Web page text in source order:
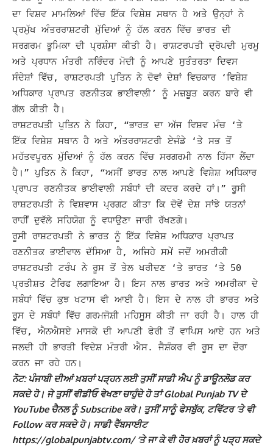
ਦਾ ਵਿਸ਼ਵ ਮਾਮਲਿਆਂ ਵਿੱਚ ਇੱਕ ਵਿਸ਼ੇਸ਼ ਸਥਾਨ ਹੈ ਅਤੇ ਉਨ੍ਹਾਂ ਨੇ
ਪ੍ਰਮੁੱਖ ਅੰਤਰਰਾਸ਼ਟਰੀ ਮੁੱਦਿਆਂ ਨੂੰ ਹੱਲ ਕਰਨ ਵਿੱਚ ਭਾਰਤ ਦੀ
ਸਰਗਰਮ ਭੂਮਿਕਾ ਦੀ ਪ੍ਰਸ਼ੰਸਾ ਕੀਤੀ ਹੈ। ਰਾਸ਼ਟਰਪਤੀ ਦ੍ਰੋਪਦੀ ਮੁਰਮੂ
ਅਤੇ ਪ੍ਰਧਾਨ ਮੰਤਰੀ ਨਰਿੰਦਰ ਮੋਦੀ ਨੂੰ ਆਪਣੇ ਸੁਤੰਤਰਤਾ ਦਿਵਸ
ਸੰਦੇਸ਼ਾਂ ਵਿੱਚ, ਰਾਸ਼ਟਰਪਤੀ ਪੁਤਿਨ ਨੇ ਦੋਵਾਂ ਦੇਸ਼ਾਂ ਵਿਚਕਾਰ ‘ਵਿਸ਼ੇਸ਼
ਅਧਿਕਾਰ ਪ੍ਰਾਪਤ ਰਣਨੀਤਕ ਭਾਈਵਾਲੀ’ ਨੂੰ ਮਜ਼ਬੂਤ ਕਰਨ ਬਾਰੇ ਵੀ
ਗੱਲ ਕੀਤੀ ਹੈ।
ਰਾਸ਼ਟਰਪਤੀ ਪੁਤਿਨ ਨੇ ਕਿਹਾ, “ਭਾਰਤ ਦਾ ਅੱਜ ਵਿਸ਼ਵ ਮੰਚ ‘ਤੇ
ਇੱਕ ਵਿਸ਼ੇਸ਼ ਸਥਾਨ ਹੈ ਅਤੇ ਅੰਤਰਰਾਸ਼ਟਰੀ ਏਜੰਡੇ ‘ਤੇ ਸਭ ਤੋਂ
ਮਹੱਤਵਪੂਰਨ ਮੁੱਦਿਆਂ ਨੂੰ ਹੱਲ ਕਰਨ ਵਿੱਚ ਸਰਗਰਮੀ ਨਾਲ ਹਿੱਸਾ ਲੈਂਦਾ
ਹੈ।” ਪੁਤਿਨ ਨੇ ਕਿਹਾ, “ਅਸੀਂ ਭਾਰਤ ਨਾਲ ਆਪਣੇ ਵਿਸ਼ੇਸ਼ ਅਧਿਕਾਰ
ਪ੍ਰਾਪਤ ਰਣਨੀਤਕ ਭਾਈਵਾਲੀ ਸਬੰਧਾਂ ਦੀ ਕਦਰ ਕਰਦੇ ਹਾਂ।” ਰੂਸੀ
ਰਾਸ਼ਟਰਪਤੀ ਨੇ ਵਿਸ਼ਵਾਸ ਪ੍ਰਗਟ ਕੀਤਾ ਕਿ ਦੋਵੇਂ ਦੇਸ਼ ਸਾਂਝੇ ਯਤਨਾਂ
ਰਾਹੀਂ ਦੁਵੱਲੇ ਸਹਿਯੋਗ ਨੂੰ ਵਧਾਉਣਾ ਜਾਰੀ ਰੱਖਣਗੇ।
ਰੂਸੀ ਰਾਸ਼ਟਰਪਤੀ ਨੇ ਭਾਰਤ ਨੂੰ ਇੱਕ ਵਿਸ਼ੇਸ਼ ਅਧਿਕਾਰ ਪ੍ਰਾਪਤ
ਰਣਨੀਤਕ ਭਾਈਵਾਲ ਦੱਸਿਆ ਹੈ, ਅਜਿਹੇ ਸਮੇਂ ਜਦੋਂ ਅਮਰੀਕੀ
ਰਾਸ਼ਟਰਪਤੀ ਟਰੰਪ ਨੇ ਰੂਸ ਤੋਂ ਤੇਲ ਖਰੀਦਣ ‘ਤੇ ਭਾਰਤ ‘ਤੇ 50
ਪ੍ਰਤੀਸ਼ਤ ਟੈਰਿਫ ਲਗਾਇਆ ਹੈ। ਇਸ ਨਾਲ ਭਾਰਤ ਅਤੇ ਅਮਰੀਕਾ ਦੇ
ਸਬੰਧਾਂ ਵਿੱਚ ਕੁਝ ਖਟਾਸ ਵੀ ਆਈ ਹੈ।ਇਸ ਦੇ ਨਾਲ ਹੀ ਭਾਰਤ ਅਤੇ
ਰੂਸ ਦੇ ਸਬੰਧਾਂ ਵਿੱਚ ਗਰਮਜੋਸ਼ੀ ਮਹਿਸੂਸ ਕੀਤੀ ਜਾ ਰਹੀ ਹੈ। ਹਾਲ ਹੀ
ਵਿੱਚ, ਐਨਐਸਏ ਮਾਸਕੋ ਦੀ ਆਪਣੀ ਫੇਰੀ ਤੋਂ ਵਾਪਿਸ ਆਏ ਹਨ ਅਤੇ
ਜਲਦੀ ਹੀ ਭਾਰਤੀ ਵਿਦੇਸ਼ ਮੰਤਰੀ ਐਸ. ਜੈਸ਼ੰਕਰ ਵੀ ਰੂਸ ਦਾ ਦੌਰਾ
ਕਰਨ ਜਾ ਰਹੇ ਹਨ।
ਨੋਟ: ਪੰਜਾਬੀ ਦੀਆਂ ਖ਼ਬਰਾਂ ਪੜ੍ਹਨ ਲਈ ਤੁਸੀਂ ਸਾਡੀ ਐਪ ਨੂੰ ਡਾਊਨਲੋਡ ਕਰ
ਸਕਦੇ ਹੋ। ਜੇ ਤੁਸੀਂ ਵੀਡੀਓ ਵੇਖਣਾ ਚਾਹੁੰਦੇ ਹੋ ਤਾਂ Global Punjab TV ਦੇ
YouTube ਚੈਨਲ ਨੂੰ Subscribe ਕਰੋ। ਤੁਸੀਂ ਸਾਨੂੰ ਫੇਸਬੁੱਕ, ਟਵਿੱਟਰ ‘ਤੇ ਵੀ
Follow ਕਰ ਸਕਦੇ ਹੋ। ਸਾਡੀ ਵੈੱਬਸਾਈਟ
https://globalpunjabtv.com/ ‘ਤੇ ਜਾ ਕੇ ਵੀ ਹੋਰ ਖ਼ਬਰਾਂ ਨੂੰ ਪੜ੍ਹ ਸਕਦੇ